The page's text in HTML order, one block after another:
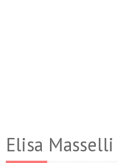
Elisa Masselli